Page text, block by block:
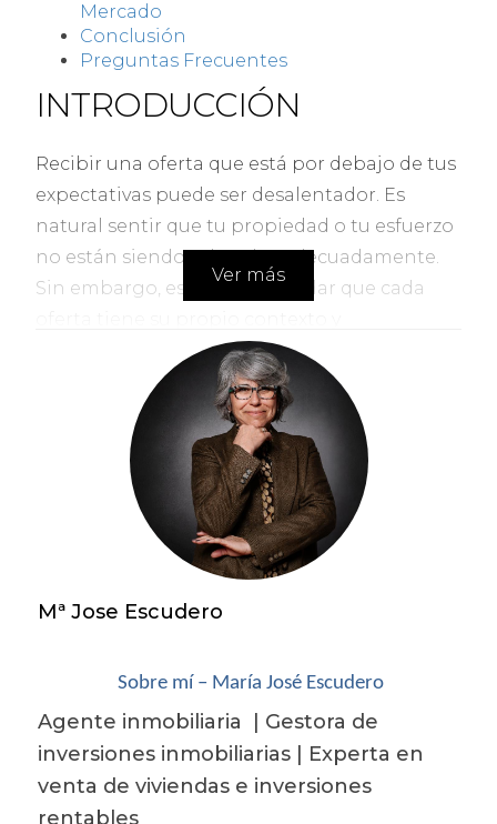
Mercado
Conclusión
Preguntas Frecuentes
INTRODUCCIÓN
Recibir una oferta que está por debajo de tus
expectativas puede ser desalentador. Es
natural sentir que tu propiedad o tu esfuerzo
no están siendo valorados adecuadamente.
Sin embargo, es crucial recordar que cada
motivaciones detrás. En lugar de reaccionar
impulsivamente, es fundamental adoptar un
enfoque reflexivo. Este artículo te ofrecerá
herramientas para discernir entre una oferta
genuina y un intento de aprovecharse,
ayudándote a navegar por el complejo
mundo del mercado inmobiliario con
CASO DE ESTUDIO 1: LA
OPORTUNIDAD OCULTA
Imagina que Ana decidió vender su casa
después de muchos años. Puso un precio
competitivo basado en el análisis del
Ver más
Mª Jose Escudero
Sobre mí – María José Escudero
Agente inmobiliaria | Gestora de
inversiones inmobiliarias | Experta en
venta de viviendas e inversiones
rentables